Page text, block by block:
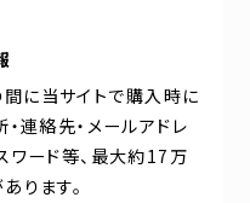
に当サイトで購入時に
連絡先・メールアドレ
ワード等、最大約17万
ります。